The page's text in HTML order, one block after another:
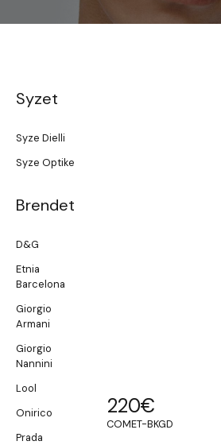
Syzet
Syze Dielli
Syze Optike
Brendet
D&G
Etnia
Barcelona
Giorgio
Armani
Giorgio
Nannini
Lool
Onirico
Prada
220€
COMET-BKGD